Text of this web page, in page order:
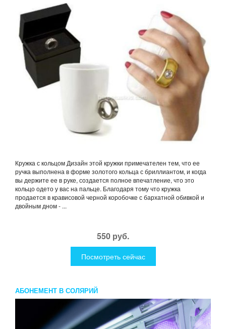
Кружка с кольцом Дизайн этой кружки примечателен тем, что ее
ручка выполнена в форме золотого кольца с бриллиантом, и когда
вы держите ее в руке, создается полное впечатление, что это
кольцо одето у вас на пальце. Благодаря тому что кружка
продается в крависовой черной коробочке с бархатной обивкой и
двойным дном - ...
550 руб.
Посмотреть сейчас
АБОНЕМЕНТ В СОЛЯРИЙ